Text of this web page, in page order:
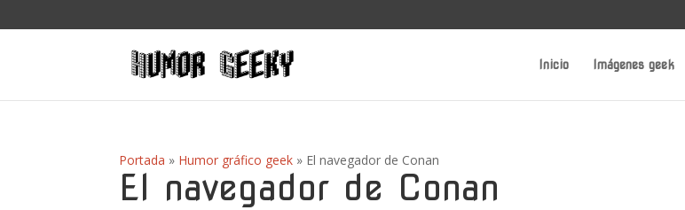
Inicio Imágenes geek
Portada » Humor gráfico geek » El navegador de Conan
El navegador de Conan